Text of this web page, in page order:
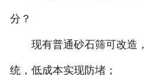
分？
现有普通砂石筛可改造
统，低成本实现防堵；